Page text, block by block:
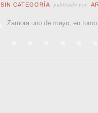
SIN CATEGORÍA publicado por
Zamora uno de mayo, en